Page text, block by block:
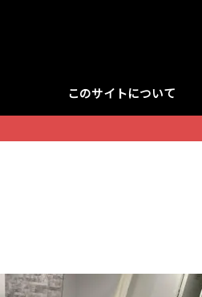
このサイトについて